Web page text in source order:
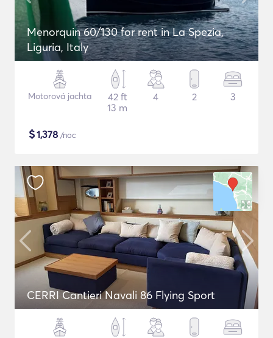
Menorquin 60/130 for rent in La Spezia,
Liguria, Italy
Motorová jachta
42 ft
13 m
4 2 3
$1,378 /noc
CERRI Cantieri Navali 86 Flying Sport